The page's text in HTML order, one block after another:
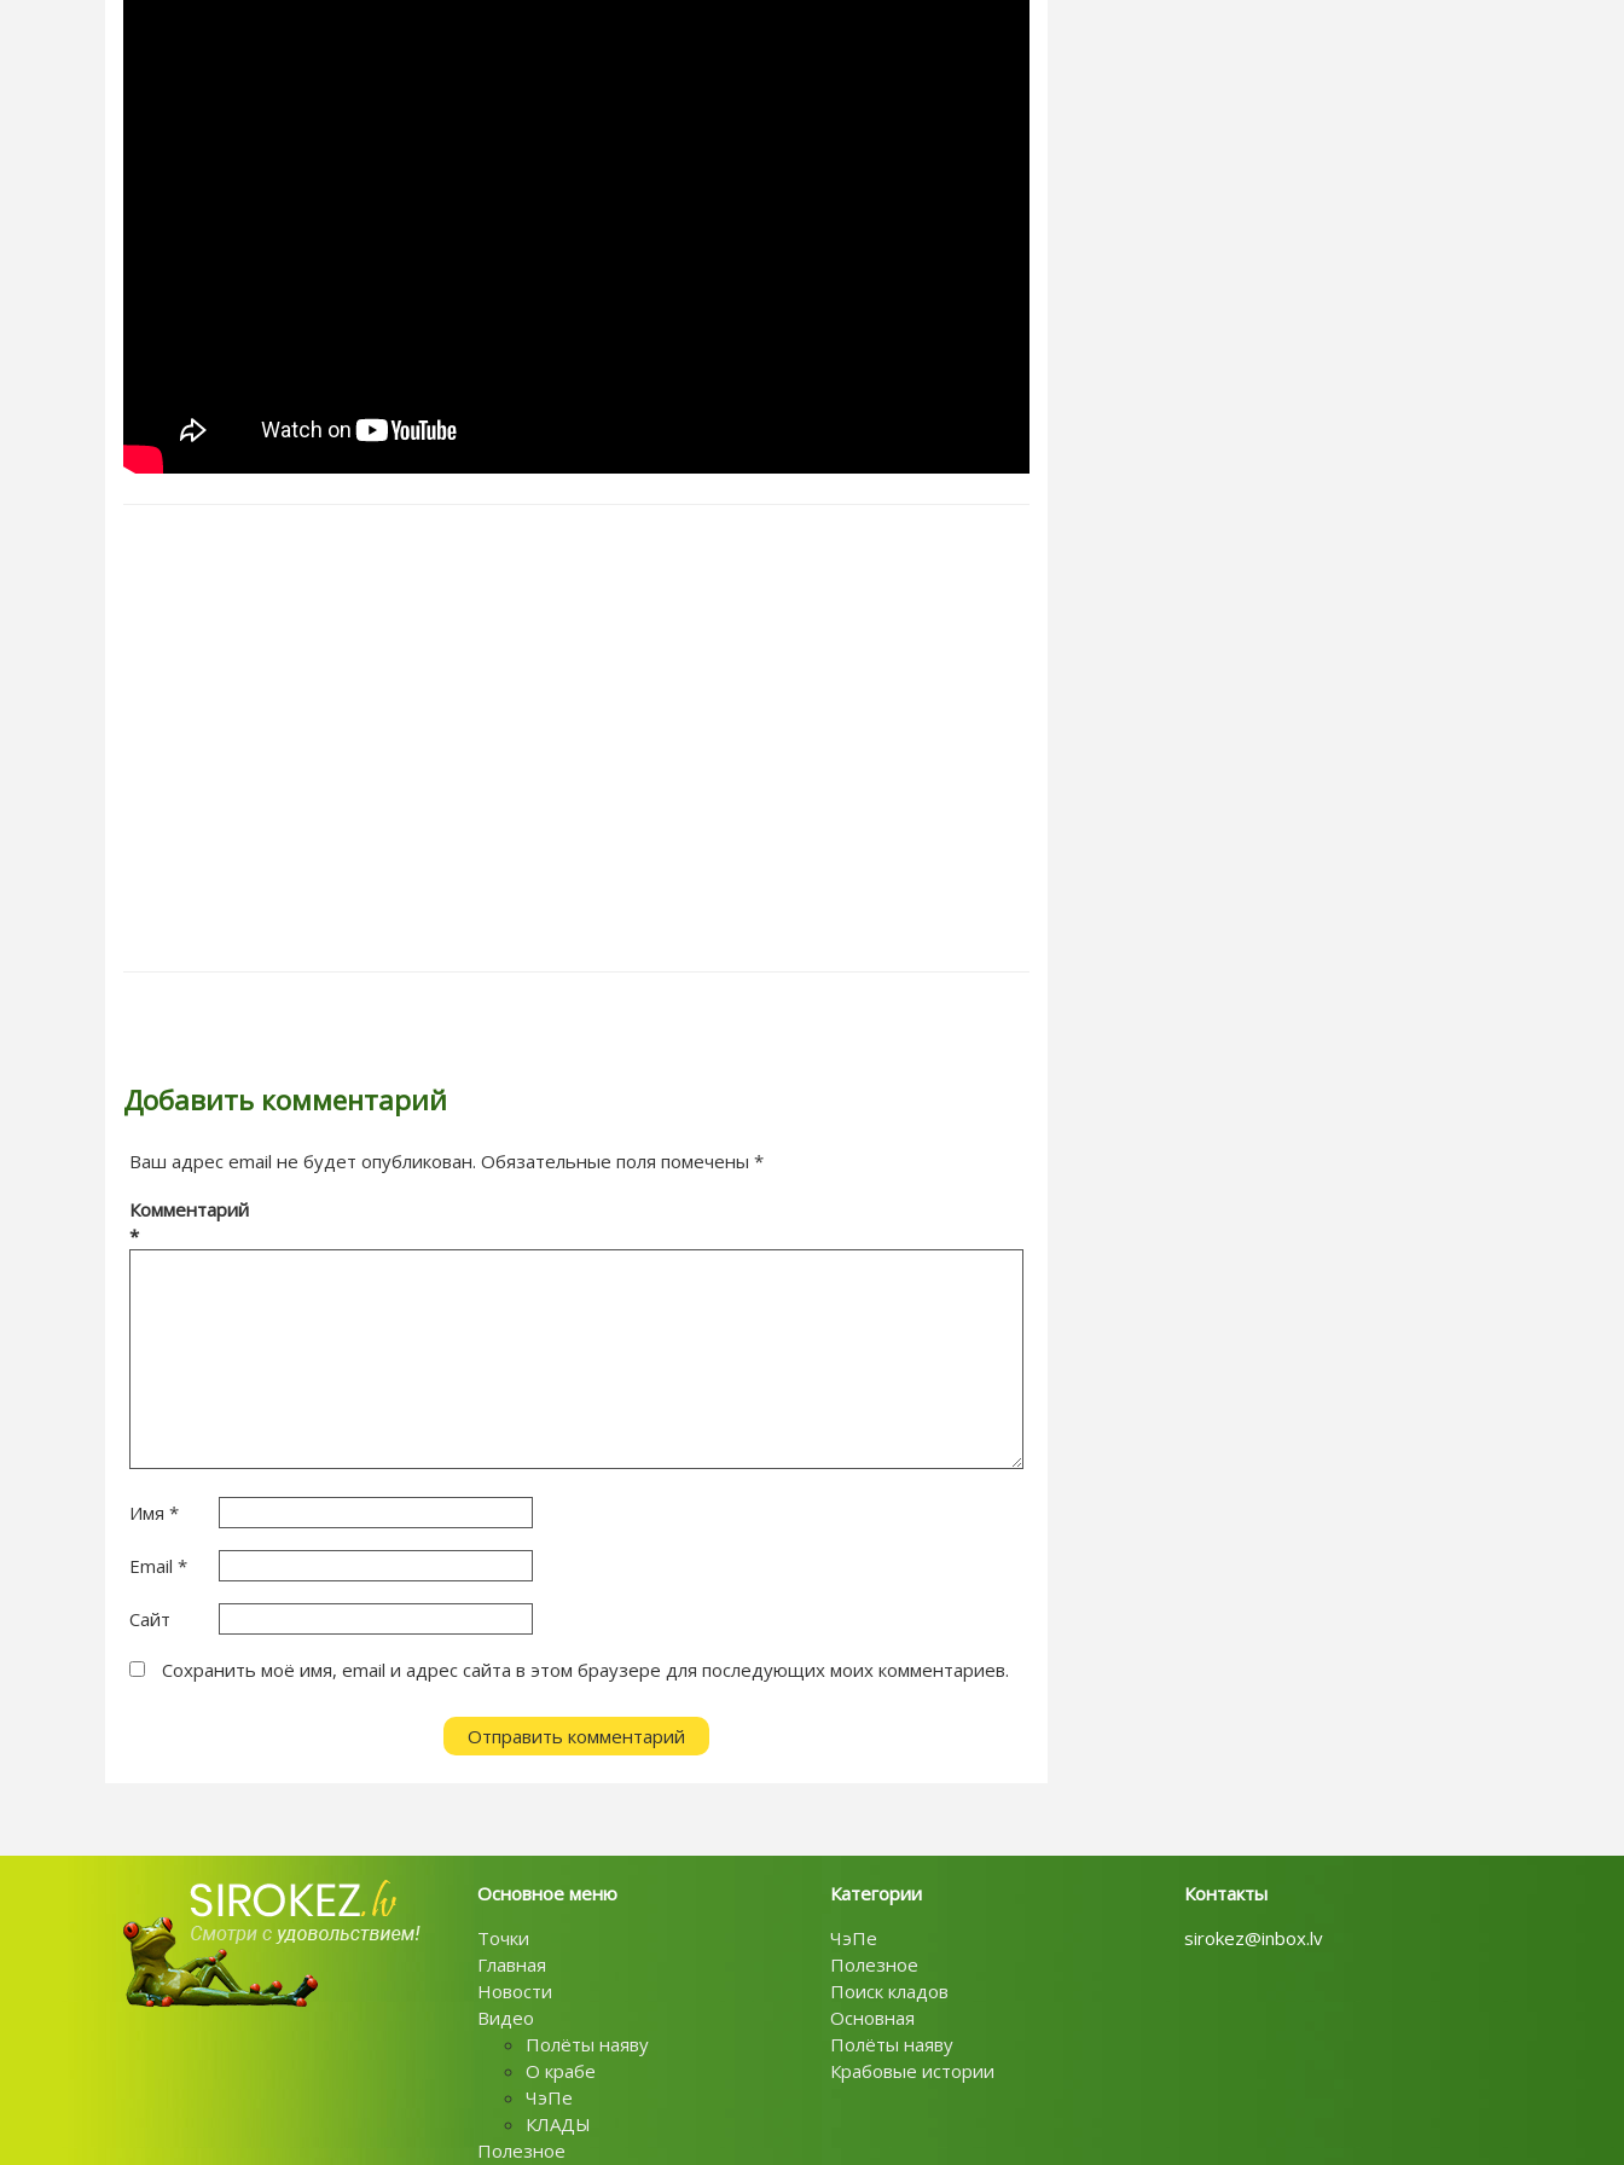
Добавить комментарий
Ваш адрес email не будет опубликован. Обязательные поля помечены *
Комментарий
*
Имя *
Email *
Сайт
Сохранить моё имя, email и адрес сайта в этом браузере для последующих моих комментариев.
Основное меню
Точки
Главная
Новости
Видео
Полёты наяву
О крабе
ЧэПе
КЛАДЫ
Полезное
Категории
ЧэПе
Полезное
Поиск кладов
Основная
Полёты наяву
Крабовые истории
Контакты
sirokez@inbox.lv